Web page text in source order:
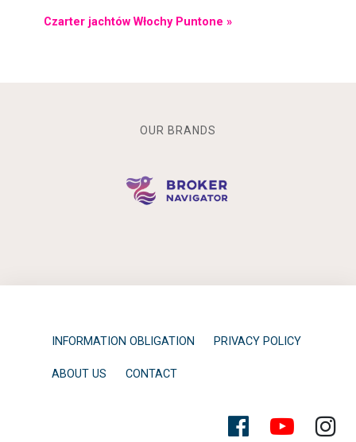
Czarter jachtów Włochy Puntone »
OUR BRANDS
INFORMATION OBLIGATION PRIVACY POLICY
ABOUT US CONTACT